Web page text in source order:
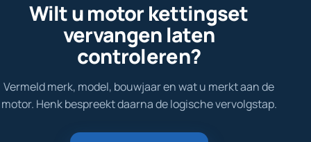
Wilt u motor kettingset
vervangen laten
controleren?
Vermeld merk, model, bouwjaar en wat u merkt aan de
motor. Henk bespreekt daarna de logische vervolgstap.